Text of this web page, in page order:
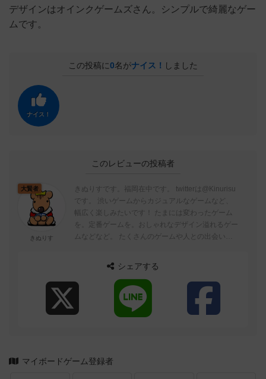
デザインはオインクゲームズさん。シンプルで綺麗なゲー
ムです。
この投稿に0名がナイス！ しました
ナイス！
このレビューの投稿者
大賢者
きぬりす
きぬりすです。福岡在中です。 twitterは@Kinurisu
です。 渋いゲームからカジュアルなゲームなど、
幅広く楽しみたいです！ たまには変わったゲーム
を。定番ゲームを。おしゃれなデザイン溢れるゲー
ムなどなど。 たくさんのゲームや人との出会いが
シェアする
マイボードゲーム登録者